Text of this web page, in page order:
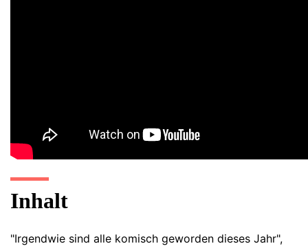
Inhalt
"Irgendwie sind alle komisch geworden dieses Jahr",